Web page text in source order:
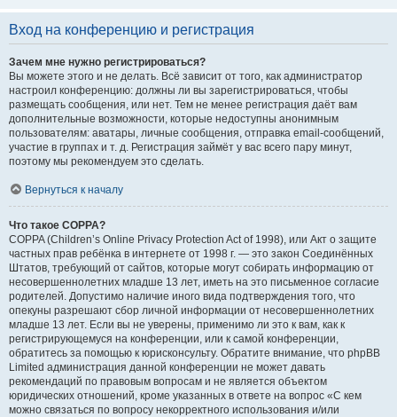
Вход на конференцию и регистрация
Зачем мне нужно регистрироваться?
Вы можете этого и не делать. Всё зависит от того, как администратор
настроил конференцию: должны ли вы зарегистрироваться, чтобы
размещать сообщения, или нет. Тем не менее регистрация даёт вам
дополнительные возможности, которые недоступны анонимным
пользователям: аватары, личные сообщения, отправка email-сообщений,
участие в группах и т. д. Регистрация займёт у вас всего пару минут,
поэтому мы рекомендуем это сделать.
Вернуться к началу
Что такое COPPA?
COPPA (Children’s Online Privacy Protection Act of 1998), или Акт о защите
частных прав ребёнка в интернете от 1998 г. — это закон Соединённых
Штатов, требующий от сайтов, которые могут собирать информацию от
несовершеннолетних младше 13 лет, иметь на это письменное согласие
родителей. Допустимо наличие иного вида подтверждения того, что
опекуны разрешают сбор личной информации от несовершеннолетних
младше 13 лет. Если вы не уверены, применимо ли это к вам, как к
регистрирующемуся на конференции, или к самой конференции,
обратитесь за помощью к юрисконсульту. Обратите внимание, что phpBB
Limited администрация данной конференции не может давать
рекомендаций по правовым вопросам и не является объектом
юридических отношений, кроме указанных в ответе на вопрос «С кем
можно связаться по вопросу некорректного использования и/или